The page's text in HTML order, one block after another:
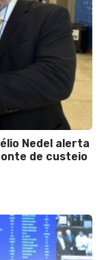
Nedel alerta
de custeio